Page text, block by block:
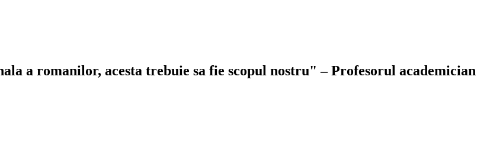
a romanilor, acesta trebuie sa fie scopul nostru" – Profesorul academician